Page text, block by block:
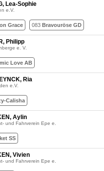
Lea-Sophie
e.V.
Grace 083 Bravouröse GD
Philipp
e. V.
Love AB
Ria
e.V.
Calisha
Aylin
und Fahrverein Epe e.
SS
Vivien
und Fahrverein Epe e.